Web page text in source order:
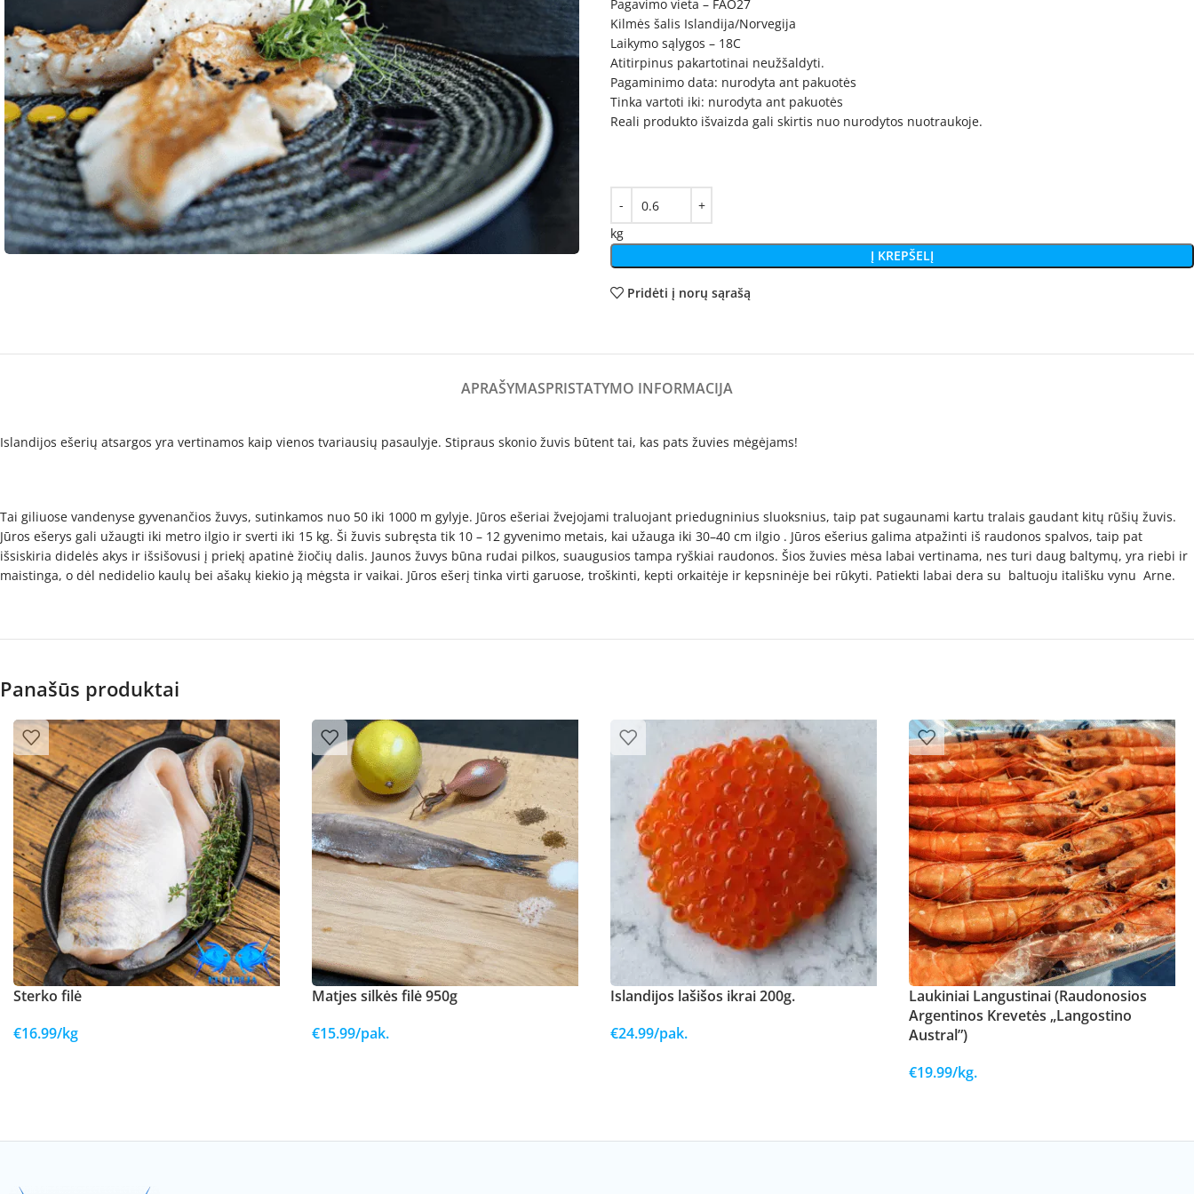
Pagavimo vieta – FAO27
Kilmės šalis Islandija/Norvegija
Laikymo sąlygos – 18C
Atitirpinus pakartotinai neužšaldyti.
Pagaminimo data: nurodyta ant pakuotės
Tinka vartoti iki: nurodyta ant pakuotės
Reali produkto išvaizda gali skirtis nuo nurodytos nuotraukoje.
kg
Į KREPŠELĮ
Pridėti į norų sąrašą
APRAŠYMASPRISTATYMO INFORMACIJA
Islandijos ešerių atsargos yra vertinamos kaip vienos tvariausių pasaulyje. Stipraus skonio žuvis būtent tai, kas pats žuvies mėgėjams!
Tai giliuose vandenyse gyvenančios žuvys, sutinkamos nuo 50 iki 1000 m gylyje. Jūros ešeriai žvejojami traluojant priedugninius sluoksnius, taip pat sugaunami kartu tralais gaudant kitų rūšių žuvis.
Jūros ešerys gali užaugti iki metro ilgio ir sverti iki 15 kg. Ši žuvis subręsta tik 10 – 12 gyvenimo metais, kai užauga iki 30–40 cm ilgio . Jūros ešerius galima atpažinti iš raudonos spalvos, taip pat
išsiskiria didelės akys ir išsišovusi į priekį apatinė žiočių dalis. Jaunos žuvys būna rudai pilkos, suaugusios tampa ryškiai raudonos. Šios žuvies mėsa labai vertinama, nes turi daug baltymų, yra riebi ir
maistinga, o dėl nedidelio kaulų bei ašakų kiekio ją mėgsta ir vaikai. Jūros ešerį tinka virti garuose, troškinti, kepti orkaitėje ir kepsninėje bei rūkyti. Patiekti labai dera su baltuoju itališku vynu Arne.
Panašūs produktai
Sterko filė
€16.99/kg
Matjes silkės filė 950g
€15.99/pak.
Islandijos lašišos ikrai 200g.
€24.99/pak.
Laukiniai Langustinai (Raudonosios
Argentinos Krevetės „Langostino
Austral”)
€19.99/kg.